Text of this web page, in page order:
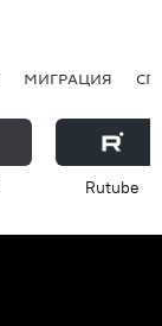
МИГРАЦИЯ
Rutube